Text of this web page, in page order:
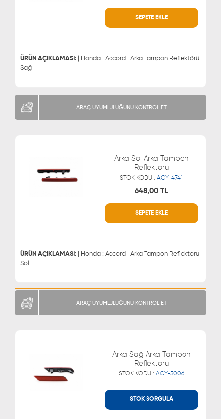
SEPETE EKLE
ÜRÜN AÇIKLAMASI: | Honda : Accord | Arka Tampon Reflektörü
Sağ
MÜŞTERİ HİZMETLERİ
ARAÇ UYUMLULUĞUNU KONTROL ET
Arka Sol Arka Tampon
Reflektörü
STOK KODU :ACY-4741
648,00 TL
SEPETE EKLE
ÜRÜN AÇIKLAMASI: | Honda : Accord | Arka Tampon Reflektörü
Sol
MÜŞTERİ HİZMETLERİ
ARAÇ UYUMLULUĞUNU KONTROL ET
Arka Sağ Arka Tampon
Reflektörü
STOK KODU : ACY-5006
STOK SORGULA